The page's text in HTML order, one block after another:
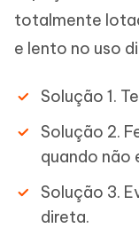
totalmente
e lento no uso
Solução 1.
Solução 2.
quando não
Solução 3.
direta.